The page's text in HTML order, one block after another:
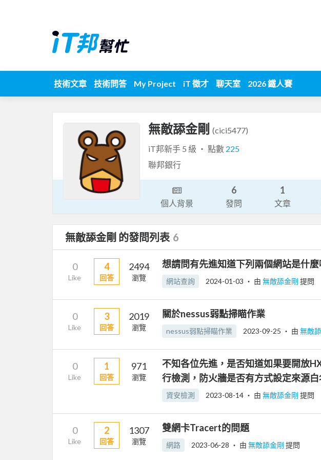
技術文章 技術問答 My Project iT 徵才 聊天室 2026 鐵人賽
無敵舔金剛 (cici5477)
iT邦新手 5 級 ‧ 點數 225
聯邦銀行
個人背景
6
發問
1
文章
無敵舔金剛 的發問列表 6
0
Like
4
回答
2494
瀏覽
想請問有先進知道下列兩個網站是什麼
網站查詢 2024-01-03 ‧ 由 無敵舔金剛 提問
0
Like
3
回答
2019
瀏覽
關於nessus弱點掃瞄作業
nessus弱點掃瞄作業 2023-09-25 ‧ 由 無敵
0
Like
1
回答
971
瀏覽
不知各位先進，是否知道如果要開放
行檢測，防火牆是否有方式設定來源白
資安檢測 2023-08-14 ‧ 由 無敵舔金剛 提問
0
Like
2
回答
1307
瀏覽
雙網卡Tracert的問題
網路 2023-06-28 ‧ 由 無敵舔金剛 提問